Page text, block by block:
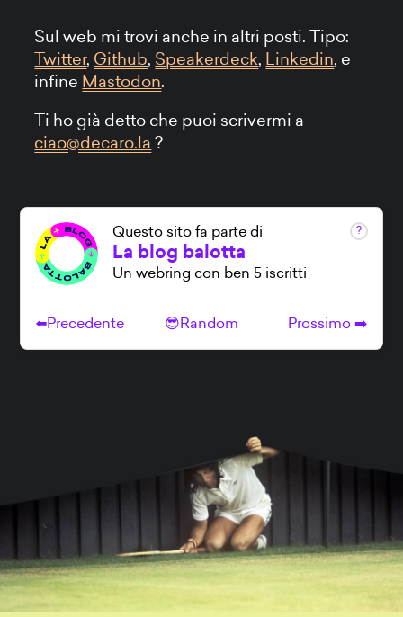
Sul web mi trovi anche in altri posti. Tipo:
Twitter, Github, Speakerdeck, Linkedin, e
infine Mastodon.
Ti ho già detto che puoi scrivermi a
ciao@decaro.la ?